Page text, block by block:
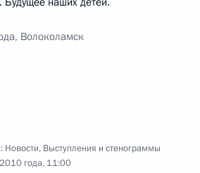
Волоколамск
Новости, Выступления и стенограммы
года, 11:00